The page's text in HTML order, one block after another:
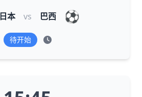
日本 vs 巴西 ⚽
待开始